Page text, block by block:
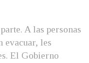
A las personas
evacuar, les
El Gobierno